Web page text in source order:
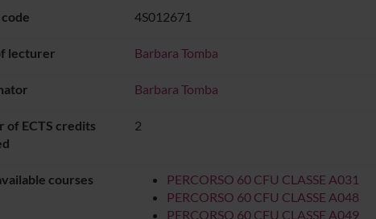
4S012671
lecturer Barbara Tomba
Barbara Tomba
of ECTS credits
2
courses
PERCORSO 60 CFU CLASSE A031
PERCORSO 60 CFU CLASSE A048
PERCORSO 60 CFU CLASSE A049